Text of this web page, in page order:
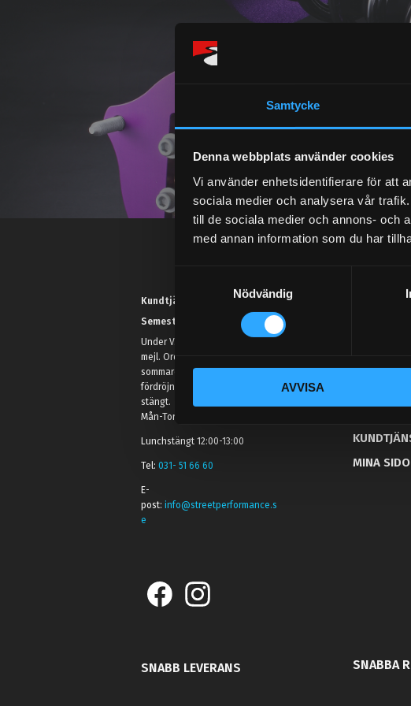
Samtycke
Denna webbplats använder cookies
Vi använder enhetsidentifierare för att
sociala medier och analysera vår
till de sociala medier och annons- och
med annan information som du har
a
c
v
a
Nödvändig
AVVISA
Kundtjänst telefon:
Semestertider.
Under V.27 - V.33 nås vi enbart på
mejl. Ordrar skickas under
sommaren men med viss
fördröjning. 2/7 -9/7 är det helt
stängt.
Mån-Tors: 10:30-15:00
Lunchstängt 12:00-13:00
Tel:031- 51 66 60
E-
post:info@streetperformance.s
e
MINA
SNABB LEVERANS SNABBA